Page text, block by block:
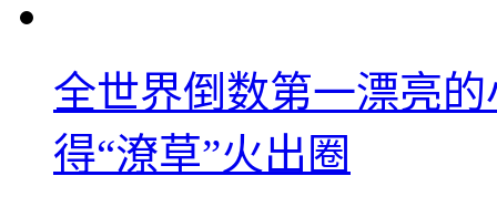
全世界倒数第一漂亮
得“潦草”火出圈